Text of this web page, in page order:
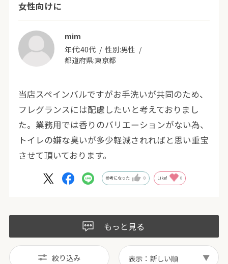
女性向けに
mim
年代:40代 性別:男性
都道府県:東京都
当店スペインバルですがお手洗いが共同のため、
フレグランスには配慮したいと考えておりまし
た。業務用では香りのバリエーションがない為、
トイレの嫌な臭いが多少軽減されればと思い重宝
させて頂いております。
参考になった 0 Like! 0
もっと見る
絞り込み 表示：新しい順